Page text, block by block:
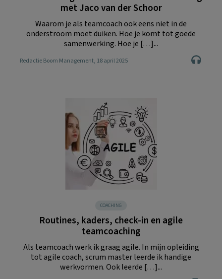
met Jaco van der Schoor
Waarom je als teamcoach ook eens niet in de
onderstroom moet duiken. Hoe je komt tot goede
samenwerking. Hoe je […]...
Redactie Boom Management, 18 april 2025
COACHING
Routines, kaders, check-in en agile
teamcoaching
Als teamcoach werk ik graag agile. In mijn opleiding
tot agile coach, scrum master leerde ik handige
werkvormen. Ook leerde […]...